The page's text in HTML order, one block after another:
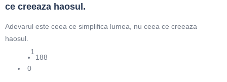
ce creeaza haosul.
Adevarul este ceea ce simplifica lumea, nu ceea ce creeaza
haosul.
1
188
0